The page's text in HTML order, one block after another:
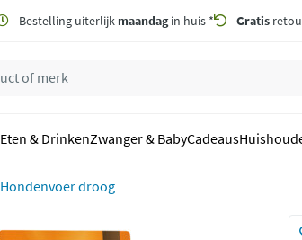
Bestelling uiterlijk maandagin huis * Gratis
Eten & DrinkenZwanger & BabyCadeaus
Hondenvoer droog